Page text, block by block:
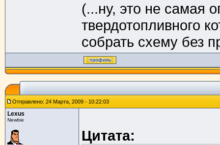
(...ну, это не самая
твердотопливного
собрать схему без
Отправлено: 24 Марта, 2009 - 10:22:03
Lexus
Newbie
Цитата: